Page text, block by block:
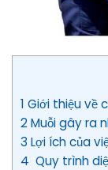
1 Giới thiệu về
2 Muỗi gây ra
3 Lợi ích của
4 Quy trình